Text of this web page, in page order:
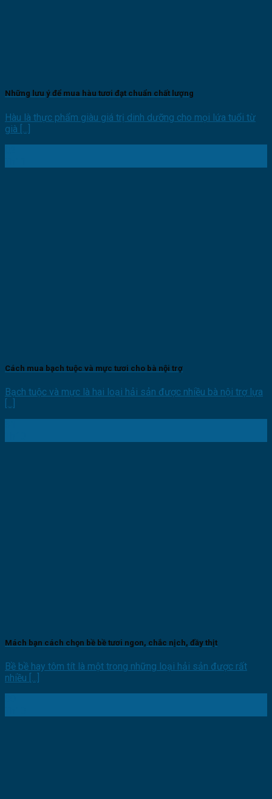
Những lưu ý để mua hàu tươi đạt chuẩn chất lượng
Hàu là thực phẩm giàu giá trị dinh dưỡng cho mọi lứa tuổi từ
già [...]
Cách mua bạch tuộc và mực tươi cho bà nội trợ
Bạch tuộc và mực là hai loại hải sản được nhiều bà nội trợ lựa
Mách bạn cách chọn bề bề tươi ngon, chắc nịch, đầy thịt
Bề bề hay tôm tít là một trong những loại hải sản được rất
nhiều [...]